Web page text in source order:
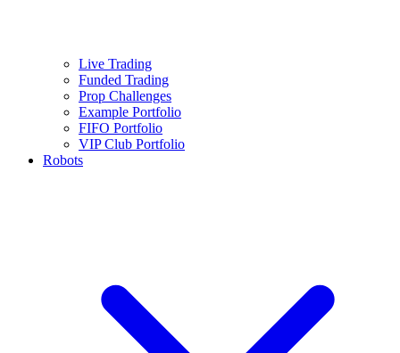
Live Trading
Funded Trading
Prop Challenges
Example Portfolio
FIFO Portfolio
VIP Club Portfolio
Robots